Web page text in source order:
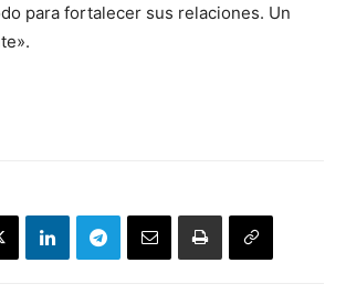
para fortalecer sus relaciones. Un